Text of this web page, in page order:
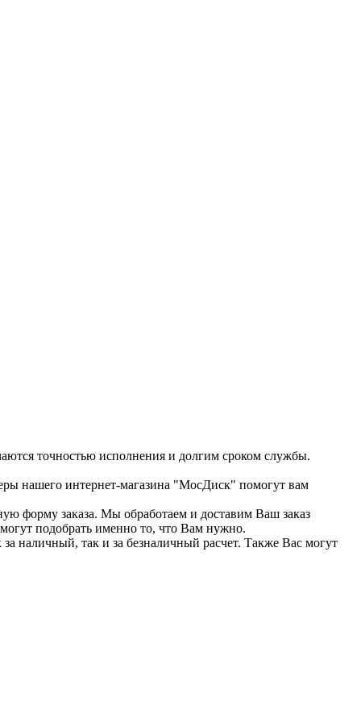
точностью исполнения и долгим сроком службы.
нашего интернет-магазина "МосДиск" помогут вам
форму заказа. Мы обработаем и доставим Ваш заказ
подобрать именно то, что Вам нужно.
наличный, так и за безналичный расчет. Также Вас могут